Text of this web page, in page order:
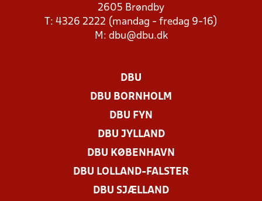
2605 Brøndby
T: 4326 2222 (mandag - fredag 9-16)
M: dbu@dbu.dk
DBU
DBU BORNHOLM
DBU FYN
DBU JYLLAND
DBU KØBENHAVN
DBU LOLLAND-FALSTER
DBU SJÆLLAND